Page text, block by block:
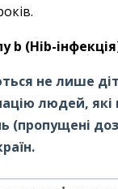
b (Ніb-
не лише
людей, які
(пропущені